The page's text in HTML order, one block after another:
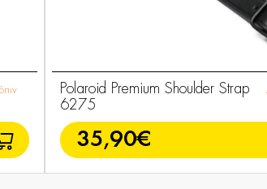
Polaroid Premium Shoulder Strap
6275
35,90€